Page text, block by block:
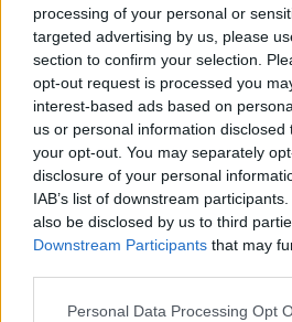
processing of your personal or
targeted advertising by us, please
section to confirm your selection.
opt-out request is processed you
interest-based ads based on
us or personal information
your opt-out. You may separately
disclosure of your personal
IAB’s list of downstream
also be disclosed by us to third
Downstream Participants that may
Personal Data Processing Opt